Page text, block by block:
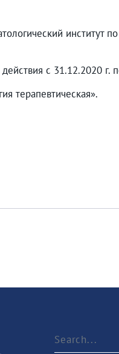
институт
с 31.12.2020 г.
терапевтическая».